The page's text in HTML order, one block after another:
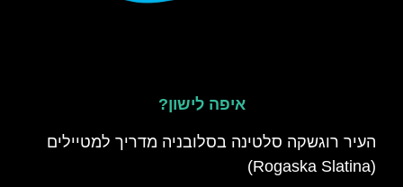
איפה לישון?
העיר רוגשקה סלטינה בסלובניה מדריך למטיילים
(Rogaska Slatina)